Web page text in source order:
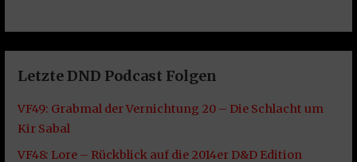
Letzte DND Podcast Folgen
VF49: Grabmal der Vernichtung 20 – Die Schlacht um
Kir Sabal
VF48: Lore – Rückblick auf die 2014er D&D Edition